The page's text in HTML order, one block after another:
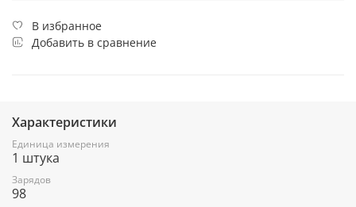
В избранное
Добавить в сравнение
Характеристики
Единица измерения
1 штука
Зарядов
98